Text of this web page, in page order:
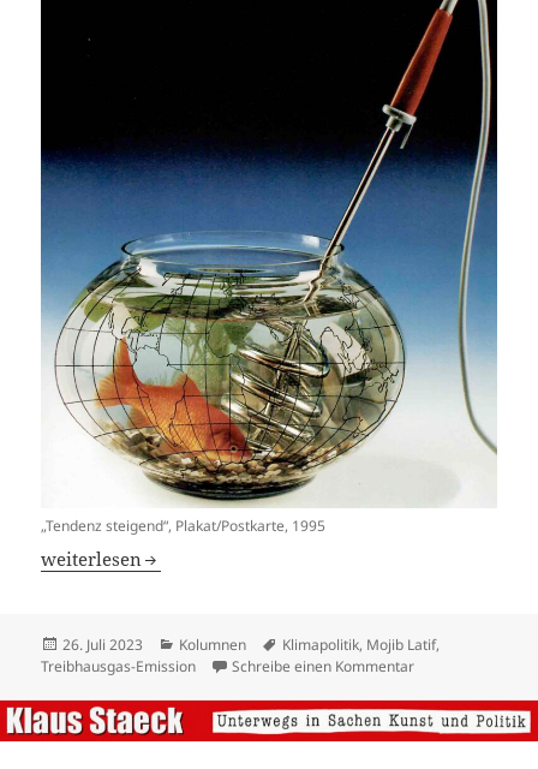
„Tendenz steigend“, Plakat/Postkarte, 1995
Nachhaltigkeit von Racing-Trucks
weiterlesen
Veröffentlicht
am
26. Juli 2023 Kategorien
Kolumnen Schlagwörter
Klimapolitik, Mojib Latif,
Treibhausgas-Emission
Schreibe einen Kommentarzu Nachhaltigkeit